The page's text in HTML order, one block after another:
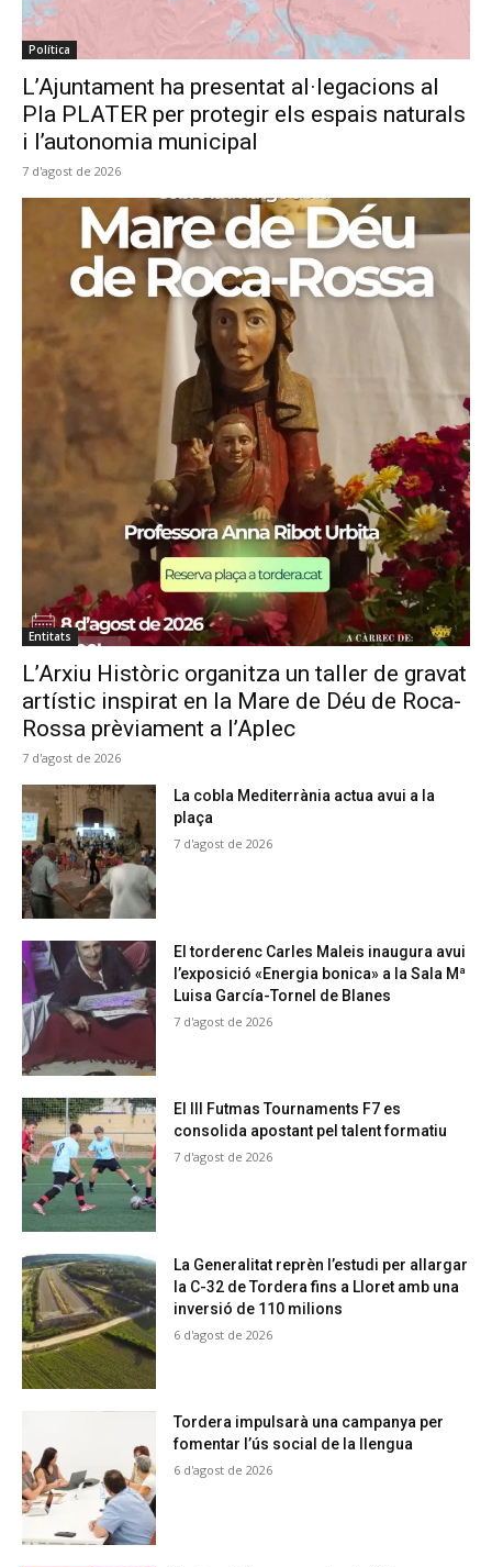
Política
L’Ajuntament ha presentat al·legacions al
Pla PLATER per protegir els espais naturals
i l’autonomia municipal
7 d'agost de 2026
Entitats
L’Arxiu Històric organitza un taller de gravat
artístic inspirat en la Mare de Déu de Roca-
Rossa prèviament a l’Aplec
7 d'agost de 2026
La cobla Mediterrània actua avui a la
plaça
7 d'agost de 2026
El torderenc Carles Maleis inaugura avui
l’exposició «Energia bonica» a la Sala Mª
Luisa García-Tornel de Blanes
7 d'agost de 2026
El III Futmas Tournaments F7 es
consolida apostant pel talent formatiu
7 d'agost de 2026
La Generalitat reprèn l’estudi per allargar
la C-32 de Tordera fins a Lloret amb una
inversió de 110 milions
6 d'agost de 2026
Tordera impulsarà una campanya per
fomentar l’ús social de la llengua
6 d'agost de 2026